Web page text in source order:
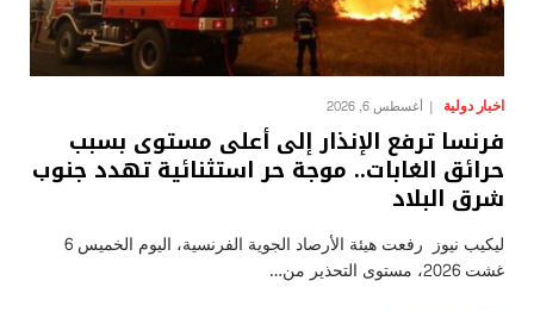
اخبار دولية أغسطس 6, 2026
فرنسا ترفع الإنذار إلى أعلى مستوى بسبب
حرائق الغابات.. موجة حر استثنائية تهدد جنوب
شرق البلاد
ليكيب نيوز رفعت هيئة الأرصاد الجوية الفرنسية، اليوم الخميس 6
غشت 2026، مستوى التحذير من…